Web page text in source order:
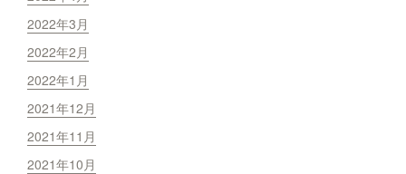
2022年3月
2022年2月
2022年1月
2021年12月
2021年11月
2021年10月